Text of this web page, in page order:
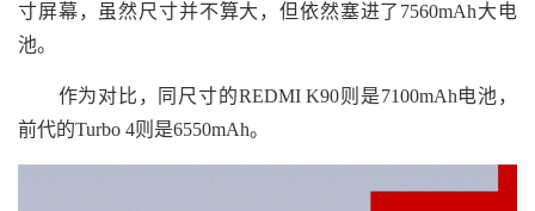
寸屏幕，虽然尺寸并不算大，但依然塞进了7560mAh大电
池。
作为对比，同尺寸的REDMI K90则是7100mAh电池，
前代的Turbo 4则是6550mAh。